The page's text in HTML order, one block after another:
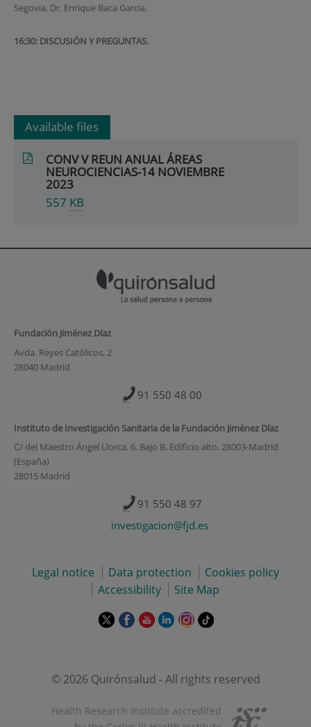
Segovia, Dr. Enrique Baca García.
16:30: DISCUSIÓN Y PREGUNTAS.
Available files
CONV V REUN ANUAL ÁREAS
NEUROCIENCIAS-14 NOVIEMBRE
2023
557 KB
Fundación Jiménez Díaz
Avda. Reyes Católicos, 2
28040 Madrid
91 550 48 00
Instituto de Investigación Sanitaria de la Fundación Jiménez Díaz
C/ del Maestro Ángel Llorca, 6. Bajo B. Edificio alto. 28003-Madrid
(España)
28015 Madrid
91 550 48 97
investigacion@fjd.es
Legal notice Data protection
Cookies policy
Accessibility
Site Map
This
in
pop-
up
This
in
pop-
This
in
pop-
This
in
up
This
in
pop-
Link
© 2026 Quirónsalud - All rights reserved
Health Research Institute accredited